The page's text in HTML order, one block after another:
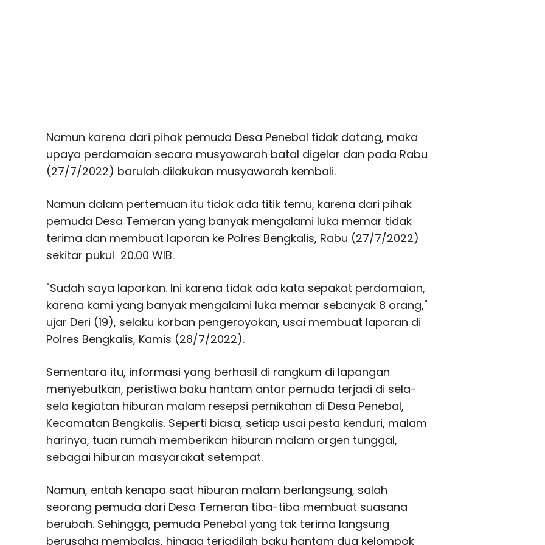
Namun karena dari pihak pemuda Desa Penebal tidak datang, maka
upaya perdamaian secara musyawarah batal digelar dan pada Rabu
(27/7/2022) barulah dilakukan musyawarah kembali.
Namun dalam pertemuan itu tidak ada titik temu, karena dari pihak
pemuda Desa Temeran yang banyak mengalami luka memar tidak
terima dan membuat laporan ke Polres Bengkalis, Rabu (27/7/2022)
sekitar pukul 20.00 WIB.
"Sudah saya laporkan. Ini karena tidak ada kata sepakat perdamaian,
karena kami yang banyak mengalami luka memar sebanyak 8 orang,"
ujar Deri (19), selaku korban pengeroyokan, usai membuat laporan di
Polres Bengkalis, Kamis (28/7/2022).
Sementara itu, informasi yang berhasil di rangkum di lapangan
menyebutkan, peristiwa baku hantam antar pemuda terjadi di sela-
sela kegiatan hiburan malam resepsi pernikahan di Desa Penebal,
Kecamatan Bengkalis. Seperti biasa, setiap usai pesta kenduri, malam
harinya, tuan rumah memberikan hiburan malam orgen tunggal,
sebagai hiburan masyarakat setempat.
Namun, entah kenapa saat hiburan malam berlangsung, salah
seorang pemuda dari Desa Temeran tiba-tiba membuat suasana
berubah. Sehingga, pemuda Penebal yang tak terima langsung
berusaha membalas, hingga terjadilah baku hantam dua kelompok